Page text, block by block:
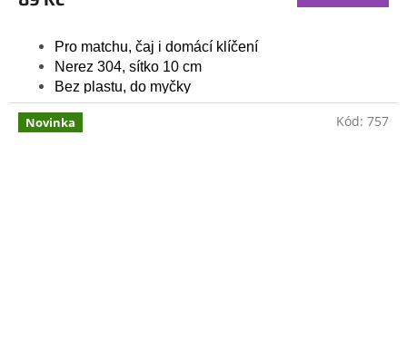
Pro matchu, čaj i domácí klíčení
Nerez 304, sítko 10 cm
Bez plastu, do myčky
Novinka Kód: 757